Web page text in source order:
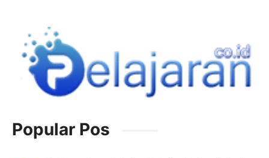
Popular Pos